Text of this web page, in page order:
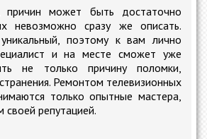
может быть достаточно
невозможно сразу же описать.
поэтому к вам лично
и на месте сможет уже
не только причину поломки,
Ремонтом телевизионных
только опытные мастера,
репутацией.